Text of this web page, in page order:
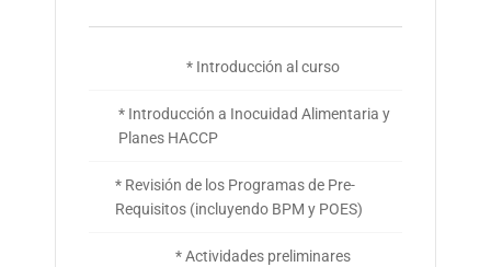
* Introducción al curso
* Introducción a Inocuidad Alimentaria y
Planes HACCP
* Revisión de los Programas de Pre-
Requisitos (incluyendo BPM y POES)
* Actividades preliminares